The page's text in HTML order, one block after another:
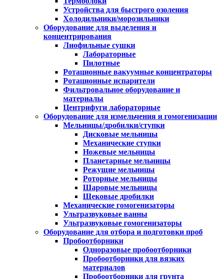
Устройства для быстрого озоления
Холодильники/морозильники
Оборудование для выделения и
концентрирования
Лиофильные сушки
Лабораторные
Пилотные
Ротационные вакуумные концентраторы
Ротационные испарители
Фильтровальное оборудование и
материалы
Центрифуги лабораторные
Оборудование для измельчения и гомогенизации
Мельницы/дробилки/ступки
Дисковые мельницы
Механические ступки
Ножевые мельницы
Планетарные мельницы
Режущие мельницы
Роторные мельницы
Шаровые мельницы
Щековые дробилки
Механические гомогенизаторы
Ультразвуковые ванны
Ультразвуковые гомогенизаторы
Оборудование для отбора и подготовки проб
Пробоотборники
Одноразовые пробоотборники
Пробоотборники для вязких
материалов
Пробоотборники для грунта